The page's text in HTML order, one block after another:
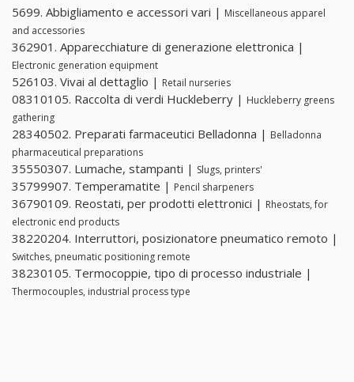
5699. Abbigliamento e accessori vari | Miscellaneous apparel
and accessories
362901. Apparecchiature di generazione elettronica |
Electronic generation equipment
526103. Vivai al dettaglio | Retail nurseries
08310105. Raccolta di verdi Huckleberry | Huckleberry greens
gathering
28340502. Preparati farmaceutici Belladonna | Belladonna
pharmaceutical preparations
35550307. Lumache, stampanti | Slugs, printers'
35799907. Temperamatite | Pencil sharpeners
36790109. Reostati, per prodotti elettronici | Rheostats, for
electronic end products
38220204. Interruttori, posizionatore pneumatico remoto |
Switches, pneumatic positioning remote
38230105. Termocoppie, tipo di processo industriale |
Thermocouples, industrial process type